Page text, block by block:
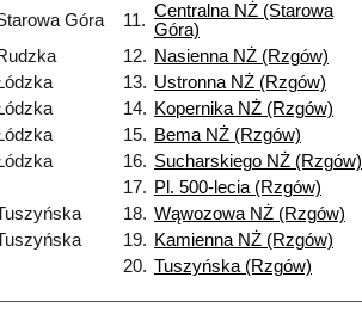
Góra
11. Centralna NŻ (Starowa
Góra)
12. Nasienna NŻ (Rzgów)
13. Ustronna NŻ (Rzgów)
14. Kopernika NŻ (Rzgów)
15. Bema NŻ (Rzgów)
16. Sucharskiego NŻ (Rzgów)
17. Pl. 500-lecia (Rzgów)
18. Wąwozowa NŻ (Rzgów)
19. Kamienna NŻ (Rzgów)
20. Tuszyńska (Rzgów)